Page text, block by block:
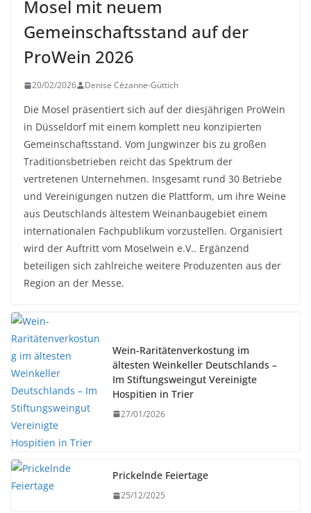
Mosel mit neuem
Gemeinschaftsstand auf der
ProWein 2026
20/02/2026 Denise Cézanne-Güttich
Die Mosel präsentiert sich auf der diesjährigen ProWein
in Düsseldorf mit einem komplett neu konzipierten
Gemeinschaftsstand. Vom Jungwinzer bis zu großen
Traditionsbetrieben reicht das Spektrum der
vertretenen Unternehmen. Insgesamt rund 30 Betriebe
und Vereinigungen nutzen die Plattform, um ihre Weine
aus Deutschlands ältestem Weinanbaugebiet einem
internationalen Fachpublikum vorzustellen. Organisiert
wird der Auftritt vom Moselwein e.V.. Ergänzend
beteiligen sich zahlreiche weitere Produzenten aus der
Region an der Messe.
Wein-Raritätenverkostung im
ältesten Weinkeller Deutschlands –
Im Stiftungsweingut Vereinigte
Hospitien in Trier
27/01/2026
Prickelnde Feiertage
25/12/2025